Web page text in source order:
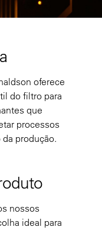
oferece
do filtro para
que
processos
produção.
nossos
ideal para